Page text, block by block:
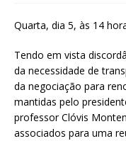
Quarta, dia 5, às 14
Tendo em vista
da necessidade de
da negociação para
mantidas pelo
professor Clóvis
associados para uma